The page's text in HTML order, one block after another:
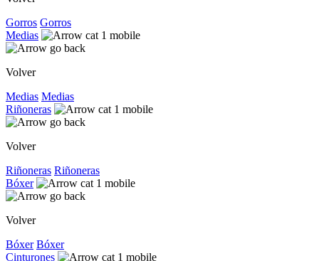
Gorros Gorros
Medias
Volver
Medias Medias
Riñoneras
Volver
Riñoneras Riñoneras
Bóxer
Volver
Bóxer Bóxer
Cinturones